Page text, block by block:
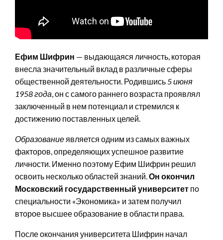
Ефим Шифрин — выдающаяся личность, которая
внесла значительный вклад в различные сферы
общественной деятельности. Родившись5 июня
1958 года, он с самого раннего возраста проявлял
заключенный в нем потенциал и стремился к
достижению поставленных целей.
Образование является одним из самых важных
факторов, определяющих успешное развитие
личности. Именно поэтому Ефим Шифрин решил
освоить несколько областей знаний.Он окончил
Московский государственный университет по
специальности «Экономика» и затем получил
второе высшее образование в области права.
После окончания университета Шифрин начал